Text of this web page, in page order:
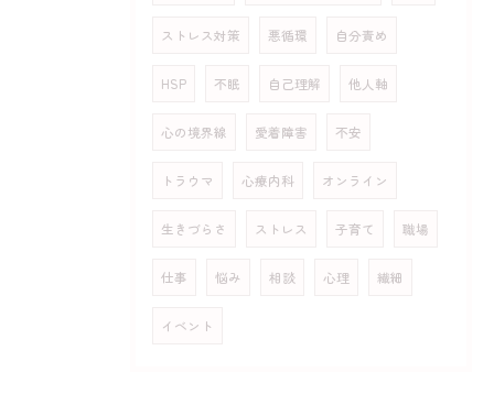
ストレス対策 悪循環 自分責め
HSP 不眠 自己理解 他人軸
心の境界線 愛着障害 不安
トラウマ 心療内科 オンライン
生きづらさ ストレス 子育て 職場
仕事 悩み 相談 心理 繊細
イベント